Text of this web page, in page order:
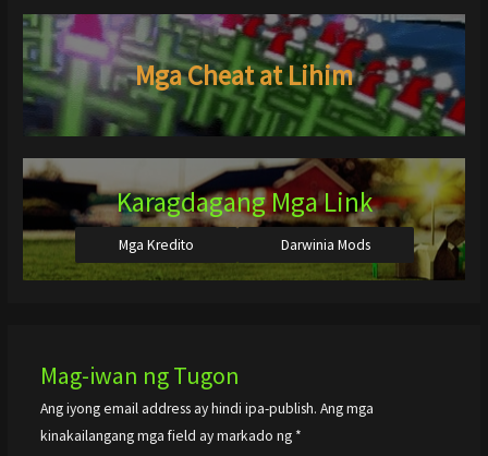
Mga Cheat at Lihim
Karagdagang Mga Link
Mga Kredito Darwinia Mods
Mag-iwan ng Tugon
Ang iyong email address ay hindi ipa-publish. Ang mga
kinakailangang mga field ay markado ng *